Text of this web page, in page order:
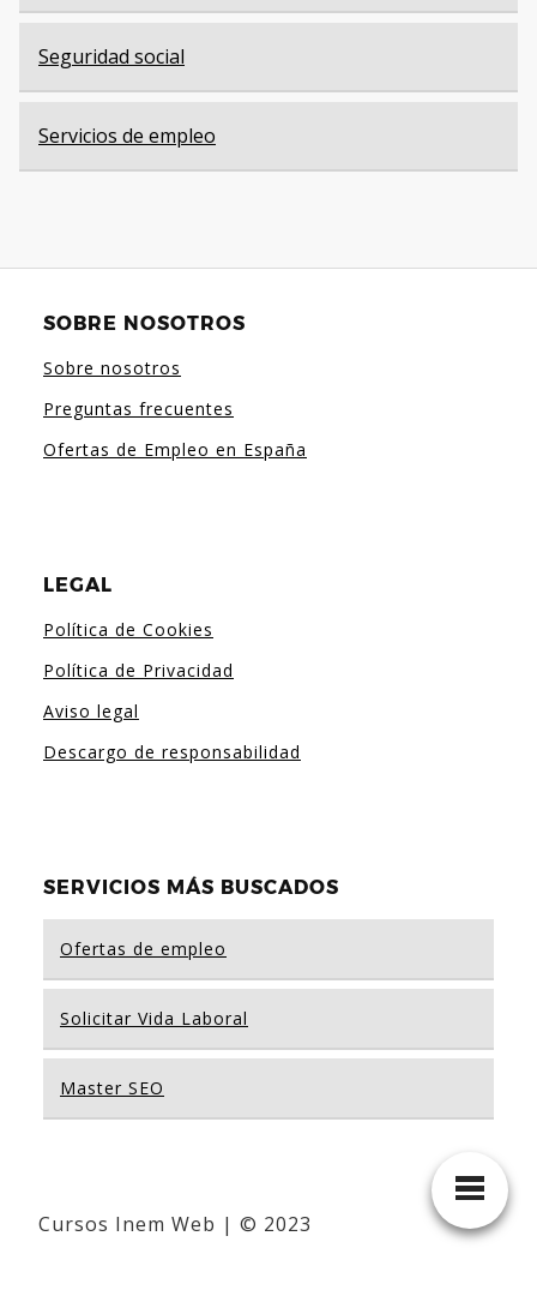
Seguridad social
Servicios de empleo
SOBRE NOSOTROS
Sobre nosotros
Preguntas frecuentes
Ofertas de Empleo en España
LEGAL
Política de Cookies
Política de Privacidad
Aviso legal
Descargo de responsabilidad
SERVICIOS MÁS BUSCADOS
Ofertas de empleo
Solicitar Vida Laboral
Master SEO
Cursos Inem Web | © 2023